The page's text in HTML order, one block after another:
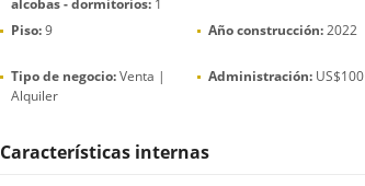
alcobas - dormitorios:1
Piso:9 Año construcción:2022
Tipo de negocio:Venta |
Alquiler
Administración:US$100
Características internas